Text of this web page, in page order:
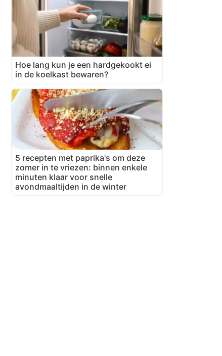
Hoe lang kun je een hardgekookt ei
in de koelkast bewaren?
5 recepten met paprika's om deze
zomer in te vriezen: binnen enkele
minuten klaar voor snelle
avondmaaltijden in de winter